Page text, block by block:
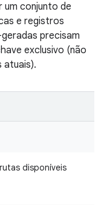
um conjunto de
e registros
precisam
exclusivo (não
atuais).
disponíveis